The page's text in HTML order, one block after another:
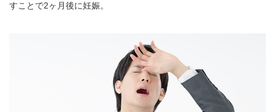
すことで2ヶ月後に妊娠。